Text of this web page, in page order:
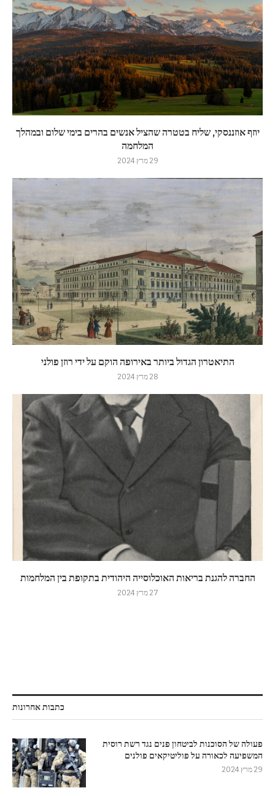
יוזף אוזננסקי, שליח בטטרה שהציל אנשים בהרים בימי שלום ובמהלך
המלחמה
29 מרץ 2024
התיאטרון הגדול ביותר באירופה הוקם על ידי רוזן פולני
28 מרץ 2024
החברה להגנת בריאות האוכלוסייה היהודית בתקופת בין המלחמות
27 מרץ 2024
כתבות אחרונות
פעולה של הסוכנות לביטחון פנים נגד רשת רוסית
המשפיעה לכאורה על פוליטיקאים פולנים
29 מרץ 2024